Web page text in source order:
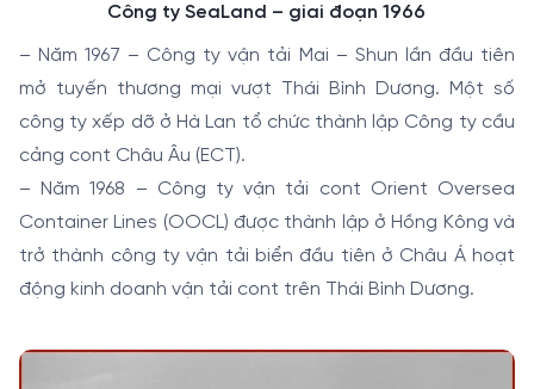
Công ty SeaLand – giai đoạn 1966
– Năm 1967 – Công ty vận tải Mai – Shun lần đầu tiên
mở tuyến thương mại vượt Thái Bình Dương. Một số
công ty xếp dỡ ở Hà Lan tổ chức thành lập Công ty cầu
cảng cont Châu Âu (ECT).
– Năm 1968 – Công ty vận tải cont Orient Oversea
Container Lines (OOCL) được thành lập ở Hồng Kông và
trở thành công ty vận tải biển đầu tiên ở Châu Á hoạt
động kinh doanh vận tải cont trên Thái Bình Dương.